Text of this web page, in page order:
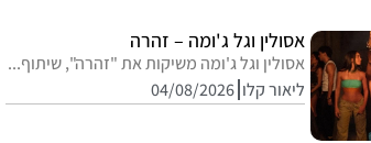
אסולין וגל ג'ומה – זהרה
אסולין וגל ג'ומה משיקות את "זהרה", שיתוף...
ליאור קלו 04/08/2026